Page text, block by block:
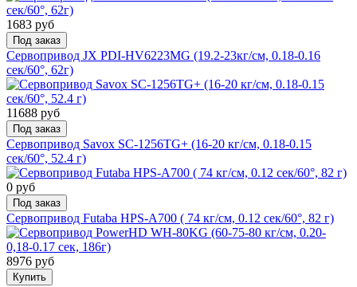
1683 руб
Под заказ
Сервопривод JX PDI-HV6223MG (19.2-23кг/см, 0.18-0.16
сек/60°, 62г)
11688 руб
Под заказ
Сервопривод Savox SC-1256TG+ (16-20 кг/см, 0.18-0.15
сек/60°, 52.4 г)
0 руб
Под заказ
Сервопривод Futaba HPS-A700 ( 74 кг/см, 0.12 сек/60°, 82 г)
8976 руб
Купить